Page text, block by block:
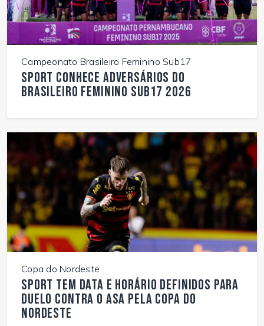
Campeonato Brasileiro Feminino Sub17
Sport conhece adversários do
Brasileiro Feminino Sub17 2026
Copa do Nordeste
Sport tem data e horário definidos para
duelo contra o ASA pela Copa do
Nordeste